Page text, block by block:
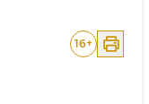
16+